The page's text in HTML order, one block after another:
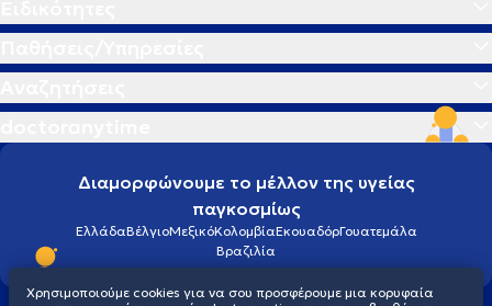
Διαμορφώνουμε το μέλλον της υγείας
παγκοσμίως
ΕλλάδαΒέλγιοΜεξικόΚολομβίαΕκουαδόρΓουατεμάλα
Βραζιλία
Χρησιμοποιούμε cookies για να σου προσφέρουμε μια κορυφαία